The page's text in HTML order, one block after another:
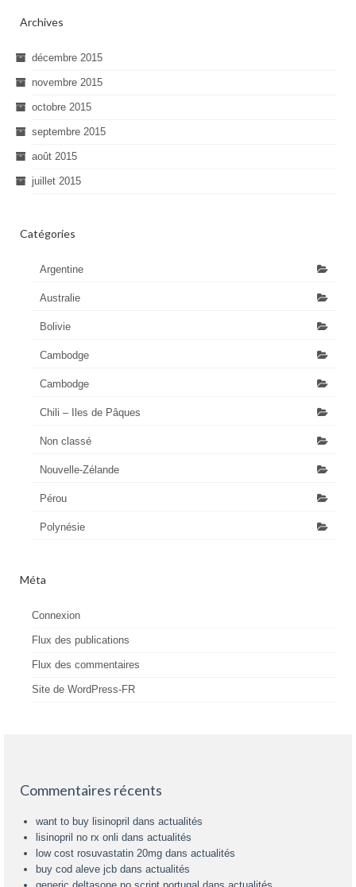
Archives
décembre 2015
novembre 2015
octobre 2015
septembre 2015
août 2015
juillet 2015
Catégories
Argentine
Australie
Bolivie
Cambodge
Cambodge
Chili – Iles de Pâques
Non classé
Nouvelle-Zélande
Pérou
Polynésie
Méta
Connexion
Flux des publications
Flux des commentaires
Site de WordPress-FR
Commentaires récents
want to buy lisinopril dans actualités
lisinopril no rx onli dans actualités
low cost rosuvastatin 20mg dans actualités
buy cod aleve jcb dans actualités